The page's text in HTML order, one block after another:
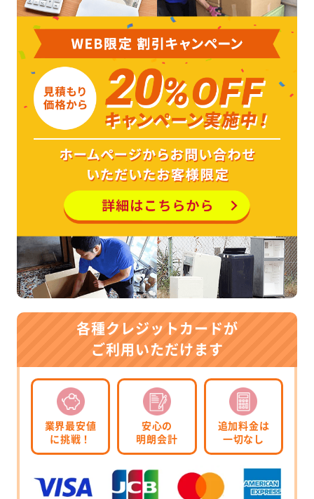
各種クレジットカードが
ご利用いただけます
業界最安値
に挑戦！
安心の
明朗会計
追加料金は
一切なし